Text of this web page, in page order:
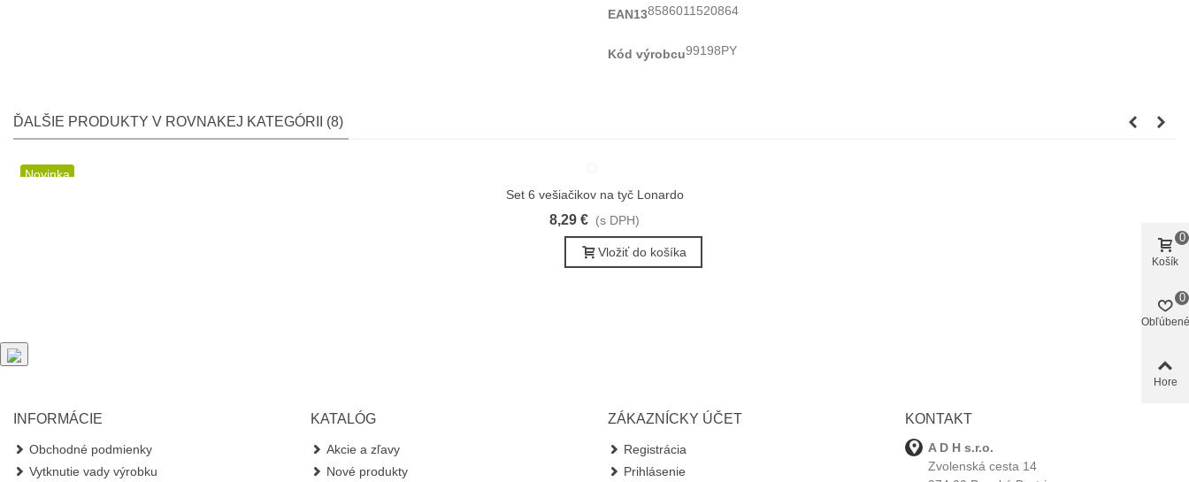
EAN138586011520864
Kód výrobcu99198PY
ĎALŠIE PRODUKTY V ROVNAKEJ KATEGÓRII (8)
Novinka
Obľúbené
Set 6 vešiačikov na tyč Lonardo
8,29 € (s DPH)
Vložiť do košíka
INFORMÁCIE
Obchodné podmienky
Vytknutie vady výrobku
KATALÓG
Akcie a zľavy
Nové produkty
ZÁKAZNÍCKY ÚČET
Registrácia
Prihlásenie
KONTAKT
A D H s.r.o.
Zvolenská cesta 14
Košík
0
Obľúbené
0
Hore